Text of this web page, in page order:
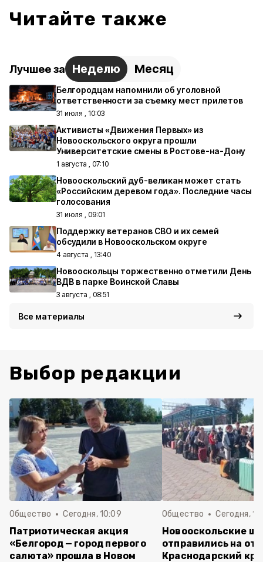
Читайте также
Лучшее за Неделю Месяц
Белгородцам напомнили об уголовной
ответственности за съемку мест прилетов
31 июля , 10:03
Активисты «Движения Первых» из
Новооскольского округа прошли
Университетские смены в Ростове-на-Дону
1 августа , 07:10
Новооскольский дуб-великан может стать
«Российским деревом года». Последние часы
голосования
31 июля , 09:01
Поддержку ветеранов СВО и их семей
обсудили в Новооскольском округе
4 августа , 13:40
Новооскольцы торжественно отметили День
ВДВ в парке Воинской Славы
3 августа , 08:51
Все материалы
Выбор редакции
Общество Сегодня, 10:09
Патриотическая акция
«Белгород — город первого
салюта» прошла в Новом
Общество Сегодня,
Новооскольские
отправились на
Краснодарский